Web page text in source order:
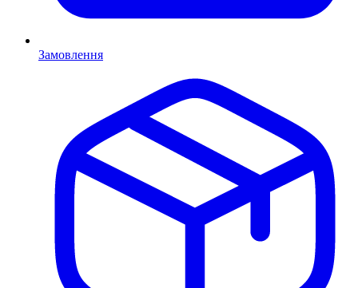
Замовлення